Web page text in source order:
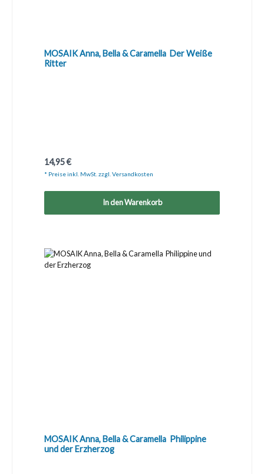
MOSAIK Anna, Bella & Caramella  Der Weiße
Ritter
Regulärer Preis:
14,95 €
* Preise inkl. MwSt. zzgl. Versandkosten
In den Warenkorb
MOSAIK Anna, Bella & Caramella  Philippine
und der Erzherzog